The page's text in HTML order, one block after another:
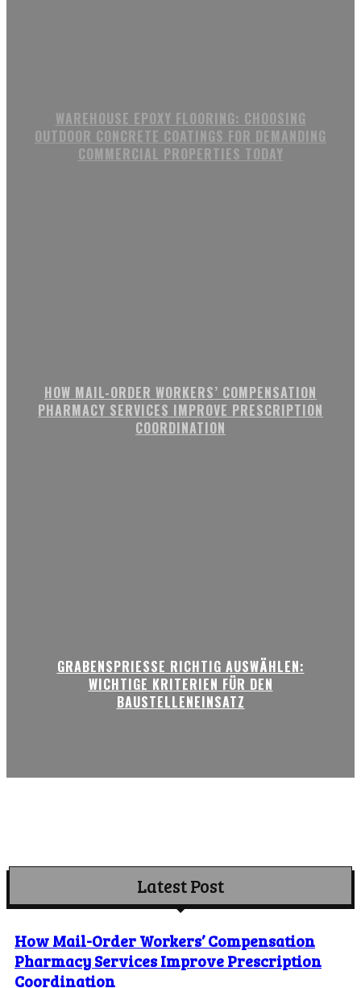
WAREHOUSE EPOXY FLOORING: CHOOSING
OUTDOOR CONCRETE COATINGS FOR DEMANDING
COMMERCIAL PROPERTIES TODAY
HOW MAIL-ORDER WORKERS’ COMPENSATION
PHARMACY SERVICES IMPROVE PRESCRIPTION
COORDINATION
GRABENSPRIESSE RICHTIG AUSWÄHLEN:
WICHTIGE KRITERIEN FÜR DEN
BAUSTELLENEINSATZ
Latest Post
How Mail-Order Workers’ Compensation
Pharmacy Services Improve Prescription
Coordination